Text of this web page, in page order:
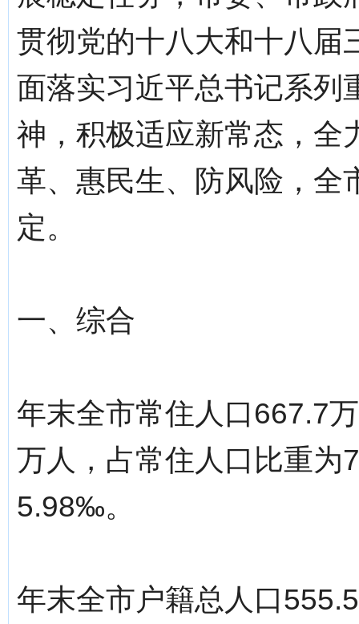
贯彻党的十八大和十八届
面落实习近平总书记系列
神，积极适应新常态，全
革、惠民生、防风险，全
定。
一、综合
年末全市常住人口667.7
万人，占常住人口比重为
5.98‰。
年末全市户籍总人口